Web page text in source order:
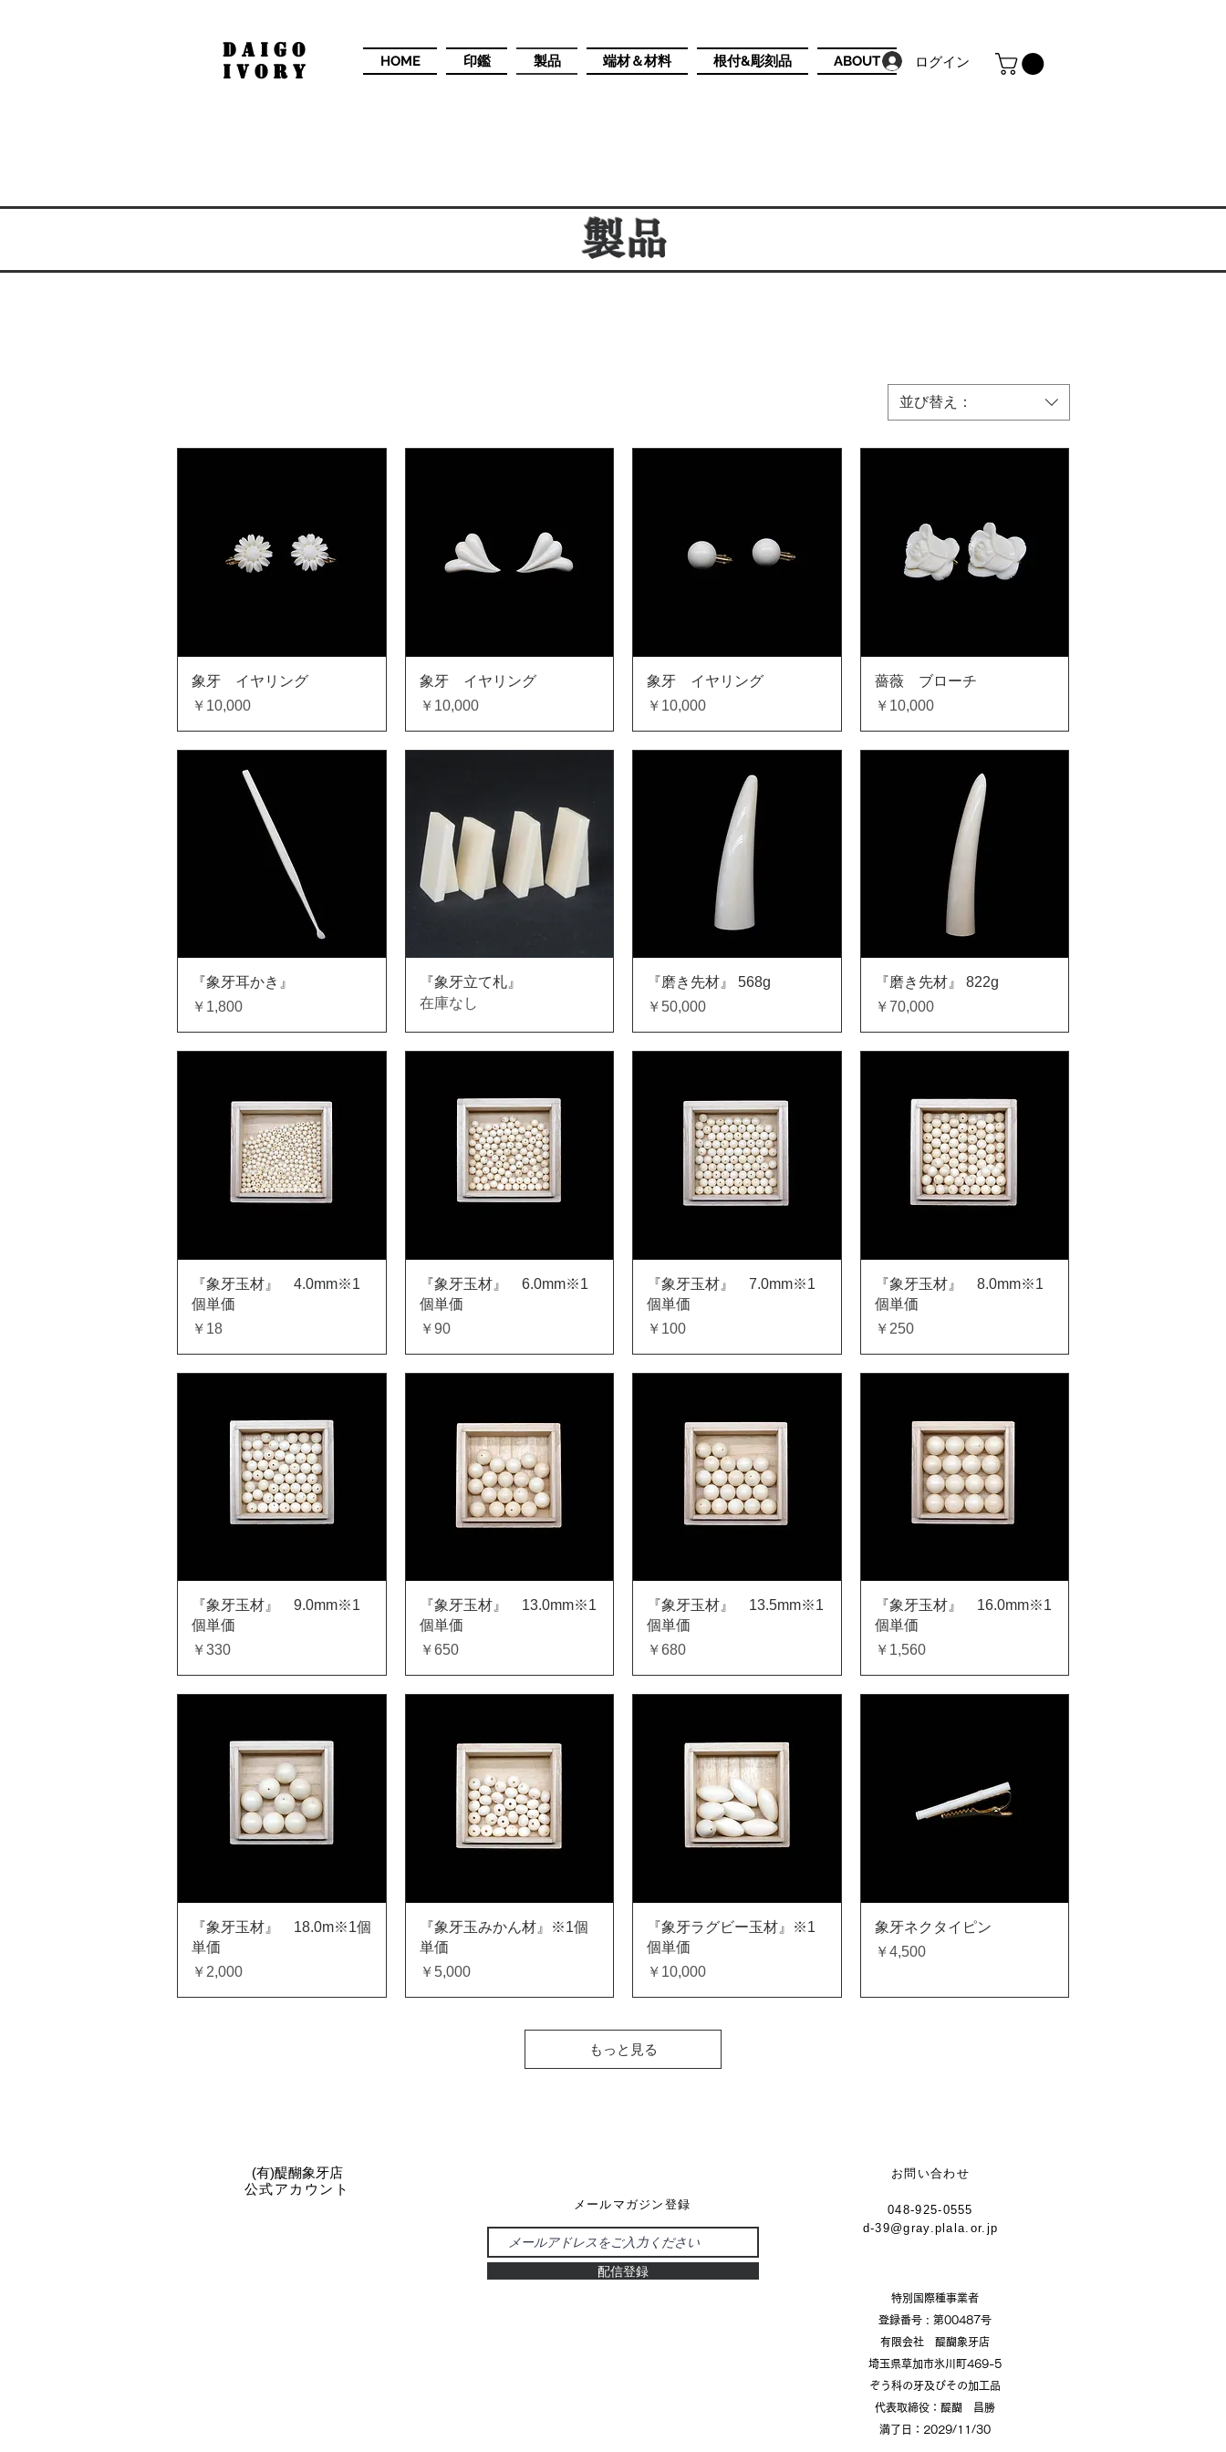
​DAIGO
IVORY
HOME 印鑑 製品 端材＆材料 根付&彫刻品 ABOUT ログイン
製品
並び替え：
クイックビュー
象牙 イヤリング
価格
￥10,000
クイックビュー
象牙 イヤリング
価格
￥10,000
クイックビュー
象牙 イヤリング
価格
￥10,000
クイックビュー
薔薇 ブローチ
価格
￥10,000
クイックビュー
『象牙耳かき』
価格
￥1,800
クイックビュー
『象牙立て札』
在庫なし
クイックビュー
『磨き先材』 568g
価格
￥50,000
クイックビュー
『磨き先材』 822g
価格
￥70,000
クイックビュー
『象牙玉材』 4.0mm※1
個単価
価格
￥18
クイックビュー
『象牙玉材』 6.0mm※1
個単価
価格
￥90
クイックビュー
『象牙玉材』 7.0mm※1
個単価
価格
￥100
クイックビュー
『象牙玉材』 8.0mm※1
個単価
価格
￥250
クイックビュー
『象牙玉材』 9.0mm※1
個単価
価格
￥330
クイックビュー
『象牙玉材』 13.0mm※1
個単価
価格
￥650
クイックビュー
『象牙玉材』 13.5mm※1
個単価
価格
￥680
クイックビュー
『象牙玉材』 16.0mm※1
個単価
価格
￥1,560
クイックビュー
『象牙玉材』 18.0m※1個
単価
価格
￥2,000
クイックビュー
『象牙玉みかん材』※1個
単価
価格
￥5,000
クイックビュー
『象牙ラグビー玉材』※1
個単価
価格
￥10,000
クイックビュー
象牙ネクタイピン
価格
￥4,500
もっと見る
​(有)醍醐象牙店
公式アカウント
メールマガジン登録
配信登録
お問い合わせ
048-925-0555
d-39@gray.plala.or.jp
特別国際種事業者
​登録番号 : 第00487号
有限会社 醍醐象牙店
​埼玉県草加市氷川町469-5
ぞう科の牙及びその加工品
代表取締役：醍醐 昌勝
​満了日：2029/11/30